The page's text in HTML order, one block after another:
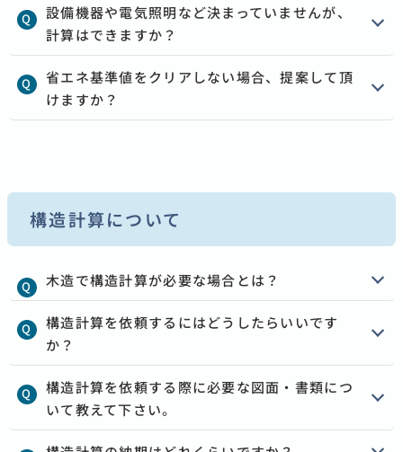
設備機器や電気照明など決まっていませんが、
計算はできますか？
省エネ基準値をクリアしない場合、提案して頂
けますか？
構造計算について
木造で構造計算が必要な場合とは？
構造計算を依頼するにはどうしたらいいです
か？
構造計算を依頼する際に必要な図面・書類につ
いて教えて下さい。